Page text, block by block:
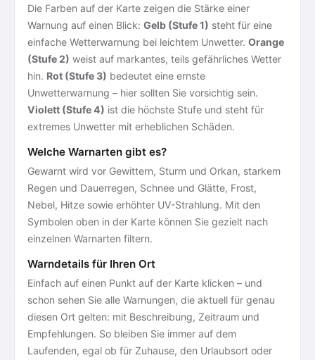
Die Farben auf der Karte zeigen die Stärke einer
Warnung auf einen Blick: Gelb (Stufe 1) steht für eine
einfache Wetterwarnung bei leichtem Unwetter. Orange
(Stufe 2) weist auf markantes, teils gefährliches Wetter
hin. Rot (Stufe 3) bedeutet eine ernste
Unwetterwarnung – hier sollten Sie vorsichtig sein.
Violett (Stufe 4) ist die höchste Stufe und steht für
extremes Unwetter mit erheblichen Schäden.
Welche Warnarten gibt es?
Gewarnt wird vor Gewittern, Sturm und Orkan, starkem
Regen und Dauerregen, Schnee und Glätte, Frost,
Nebel, Hitze sowie erhöhter UV-Strahlung. Mit den
Symbolen oben in der Karte können Sie gezielt nach
einzelnen Warnarten filtern.
Warndetails für Ihren Ort
Einfach auf einen Punkt auf der Karte klicken – und
schon sehen Sie alle Warnungen, die aktuell für genau
diesen Ort gelten: mit Beschreibung, Zeitraum und
Empfehlungen. So bleiben Sie immer auf dem
Laufenden, egal ob für Zuhause, den Urlaubsort oder